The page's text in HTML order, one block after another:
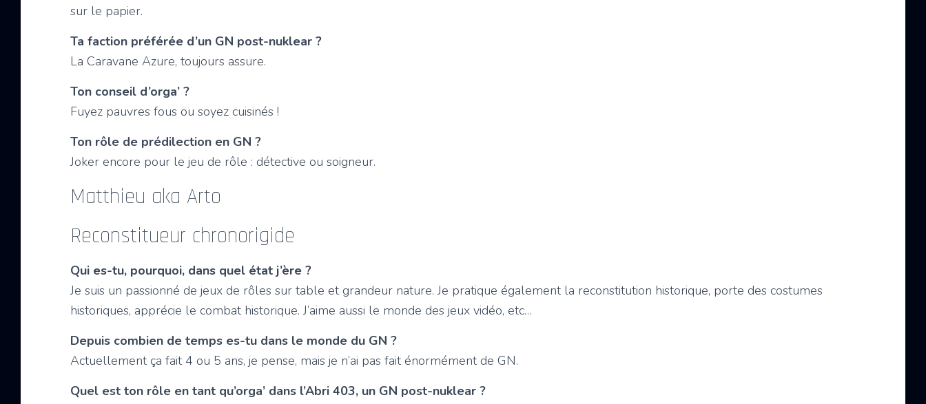
sur le papier.
Ta faction préférée d’un GN post-nuklear ?
La Caravane Azure, toujours assure.
Ton conseil d’orga’ ?
Fuyez pauvres fous ou soyez cuisinés !
Ton rôle de prédilection en GN ?
Joker encore pour le jeu de rôle : détective ou soigneur.
Matthieu aka Arto
Reconstitueur chronorigide
Qui es-tu, pourquoi, dans quel état j’ère ?
Je suis un passionné de jeux de rôles sur table et grandeur nature. Je pratique également la reconstitution historique, porte des costumes
historiques, apprécie le combat historique. J’aime aussi le monde des jeux vidéo, etc…
Depuis combien de temps es-tu dans le monde du GN ?
Actuellement ça fait 4 ou 5 ans, je pense, mais je n’ai pas fait énormément de GN.
Quel est ton rôle en tant qu’orga’ dans l’Abri 403, un GN post-nuklear ?